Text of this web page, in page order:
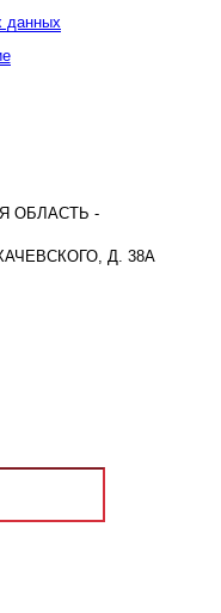
данных
ОБЛАСТЬ -
Д. 38А